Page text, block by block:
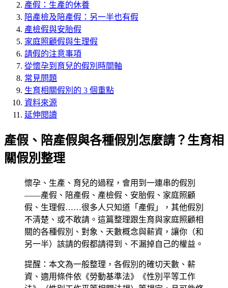
產假：生產的休養
陪產檢及陪產假：另一半也有假
產檢假與安胎假
家庭照顧假與生理假
請假的注意事項
從懷孕到育兒的假別時間軸
常見問題
生育相關假別的 3 個重點
資料來源
延伸閱讀
產假、陪產假與各種假別怎麼請？生育相
關假別整理
懷孕、生產、育兒的過程，會用到一連串的假別
——產假、陪產假、產檢假、安胎假、家庭照顧
假、生理假……很多人只知道「產假」，其他假別
不清楚、或不敢請。這篇整理跟生育與家庭照顧相
關的各種假別、對象、天數概念與薪資，讓你（和
另一半）該請的假都請得到、不漏掉自己的權益。
提醒：本文為一般整理，各假別的確切天數、薪
資、適用條件依《勞動基準法》《性別平等工作